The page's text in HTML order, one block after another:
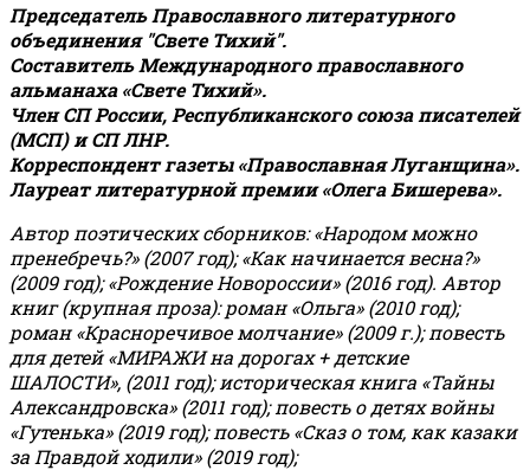
Председатель Православного литературного
объединения "Свете Тихий".
Составитель Международного православного
альманаха «Свете Тихий».
Член СП России, Республиканского союза писателей
(МСП) и СП ЛНР.
Корреспондент газеты «Православная Луганщина».
Лауреат литературной премии «Олега Бишерева».
Автор поэтических сборников: «Народом можно
пренебречь?» (2007 год); «Как начинается весна?»
(2009 год); «Рождение Новороссии» (2016 год). Автор
книг (крупная проза): роман «Ольга» (2010 год);
роман «Красноречивое молчание» (2009 г.); повесть
для детей «МИРАЖИ на дорогах + детские
ШАЛОСТИ», (2011 год); историческая книга «Тайны
Александровска» (2011 год); повесть о детях войны
«Гутенька» (2019 год); повесть «Сказ о том, как казаки
за Правдой ходили» (2019 год);